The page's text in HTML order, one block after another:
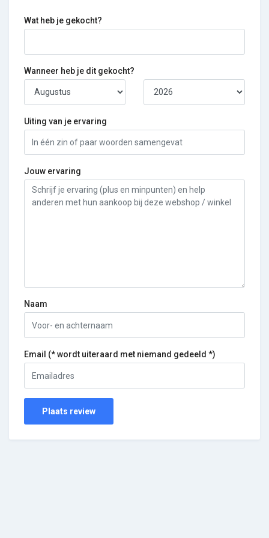
Wat heb je gekocht?
Wanneer heb je dit gekocht?
Uiting van je ervaring
Jouw ervaring
Naam
Email (* wordt uiteraard met niemand gedeeld *)
Plaats review